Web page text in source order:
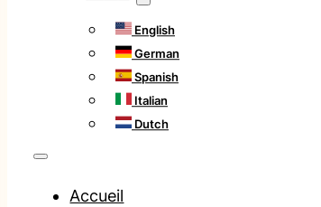
English
German
Spanish
Italian
Dutch
Accueil